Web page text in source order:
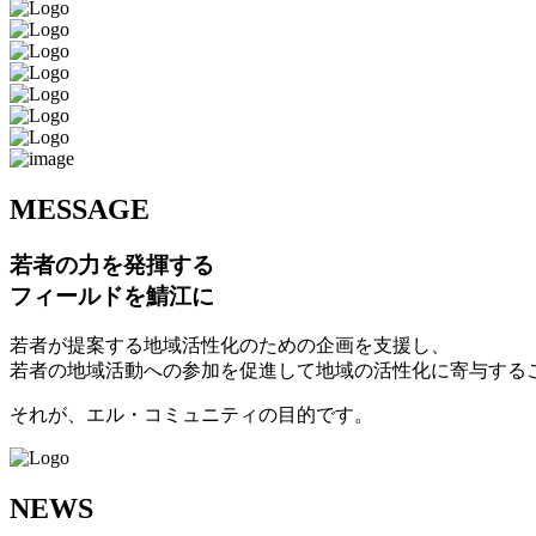
MESSAGE
若者の力を発揮する
フィールドを鯖江に
若者が提案する地域活性化のための企画を支援し、
若者の地域活動への参加を促進して地域の活性化に寄与する
それが、エル・コミュニティの目的です。
NEWS